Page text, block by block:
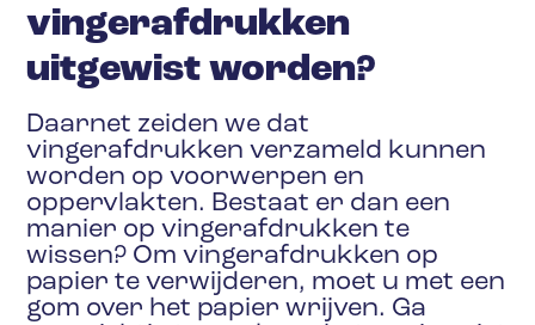
vingerafdrukken
uitgewist worden?
Daarnet zeiden we dat
vingerafdrukken verzameld kunnen
worden op voorwerpen en
oppervlakten. Bestaat er dan een
manier op vingerafdrukken te
wissen? Om vingerafdrukken op
papier te verwijderen, moet u met een
gom over het papier wrijven. Ga